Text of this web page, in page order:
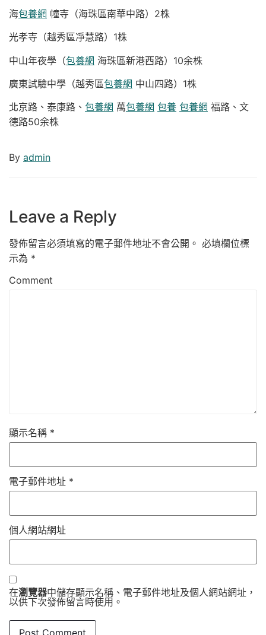
海包養網 幢寺（海珠區南華中路）2株
光孝寺（越秀區凈慧路）1株
中山年夜學（包養網 海珠區新港西路）10余株
廣東試驗中學（越秀區包養網 中山四路）1株
北京路、泰康路、 包養網 萬包養網 包養 包養網 福路、文
德路50余株
By admin
Leave a Reply
發佈留言必須填寫的電子郵件地址不會公開。 必填欄位標
示為 *
Comment
顯示名稱 *
電子郵件地址 *
個人網站網址
在瀏覽器中儲存顯示名稱、電子郵件地址及個人網站網址，
以供下次發佈留言時使用。